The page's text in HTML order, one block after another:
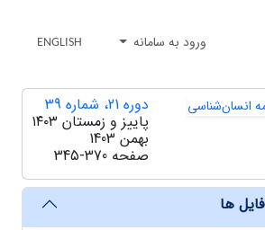
ورود به سامانه ENGLISH
دوره 21، شماره 39
پاییز و زمستان ۱۴۰۳
بهمن 1403
صفحه 345-370
فایل ها